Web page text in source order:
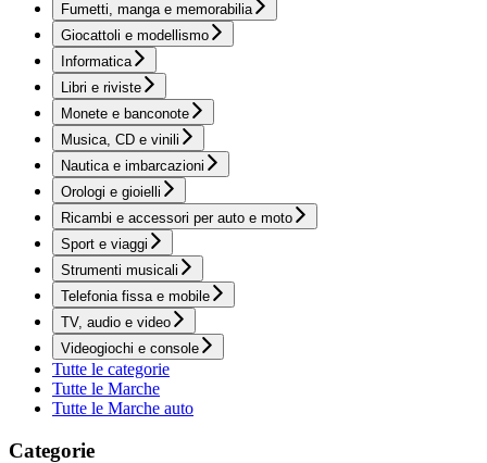
Fumetti, manga e memorabilia
Giocattoli e modellismo
Informatica
Libri e riviste
Monete e banconote
Musica, CD e vinili
Nautica e imbarcazioni
Orologi e gioielli
Ricambi e accessori per auto e moto
Sport e viaggi
Strumenti musicali
Telefonia fissa e mobile
TV, audio e video
Videogiochi e console
Tutte le categorie
Tutte le Marche
Tutte le Marche auto
Categorie